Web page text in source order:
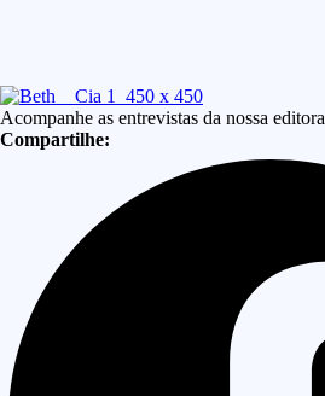
Acompanhe as entrevistas da nossa editora
Compartilhe: